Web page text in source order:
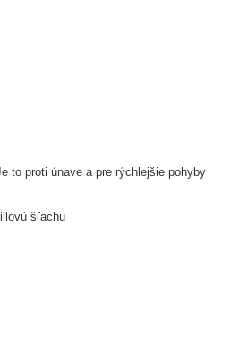
to proti únave a pre rýchlejšie pohyby
šľachu